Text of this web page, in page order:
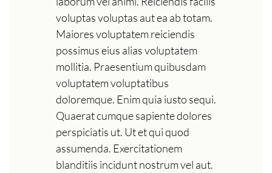
voluptas voluptas aut ea ab totam.
Maiores voluptatem reiciendis
possimus eius alias voluptatem
mollitia. Praesentium quibusdam
voluptatem voluptatibus
doloremque. Enim quia iusto sequi.
Quaerat cumque sapiente dolores
perspiciatis ut. Ut et qui quod
assumenda. Exercitationem
blanditiis incidunt nostrum vel aut.